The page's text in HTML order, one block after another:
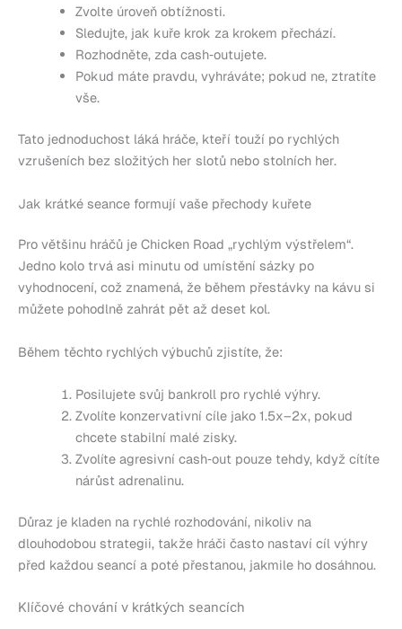
Zvolte úroveň obtížnosti.
Sledujte, jak kuře krok za krokem přechází.
Rozhodněte, zda cash‑outujete.
Pokud máte pravdu, vyhráváte; pokud ne, ztratíte
vše.
Tato jednoduchost láká hráče, kteří touží po rychlých
vzrušeních bez složitých her slotů nebo stolních her.
Jak krátké seance formují vaše přechody kuřete
Pro většinu hráčů je Chicken Road „rychlým výstřelem“.
Jedno kolo trvá asi minutu od umístění sázky po
vyhodnocení, což znamená, že během přestávky na kávu si
můžete pohodlně zahrát pět až deset kol.
Během těchto rychlých výbuchů zjistíte, že:
Posilujete svůj bankroll pro rychlé výhry.
Zvolíte konzervativní cíle jako 1.5x–2x, pokud
chcete stabilní malé zisky.
Zvolíte agresivní cash‑out pouze tehdy, když cítíte
nárůst adrenalinu.
Důraz je kladen na rychlé rozhodování, nikoliv na
dlouhodobou strategii, takže hráči často nastaví cíl výhry
před každou seancí a poté přestanou, jakmile ho dosáhnou.
Klíčové chování v krátkých seancích